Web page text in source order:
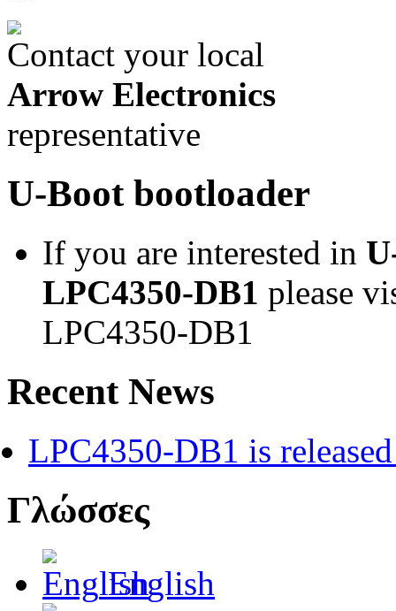
Contact your local
Arrow Electronics
representative
U-Boot bootloader
If you are interested in
LPC4350-DB1 please
LPC4350-DB1
Recent News
LPC4350-DB1 is
Γλώσσες
English